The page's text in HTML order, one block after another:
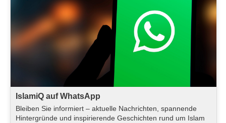
IslamiQ auf WhatsApp
Bleiben Sie informiert – aktuelle Nachrichten, spannende
Hintergründe und inspirierende Geschichten rund um Islam